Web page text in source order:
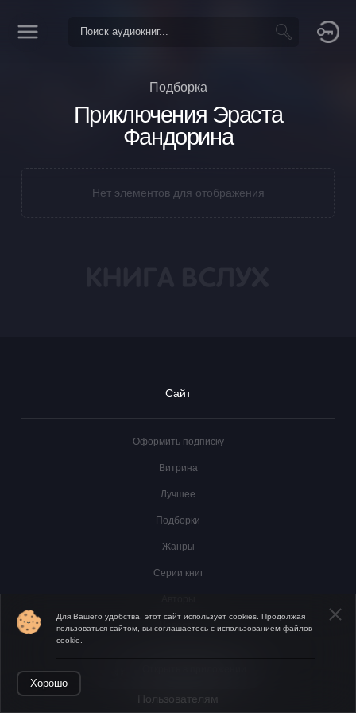
Подборка
Приключения Эраста
Фандорина
Сайт
Оформить подписку
Витрина
Лучшее
Подборки
Жанры
Серии книг
Новости
Пользователям
Для Вашего удобства, этот сайт использует cookies. Продолжая
пользоваться сайтом, вы соглашаетесь с использованием файлов
cookie.
Хорошо